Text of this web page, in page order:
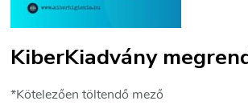
KiberKiadvány
*Kötelezően töltendő mező